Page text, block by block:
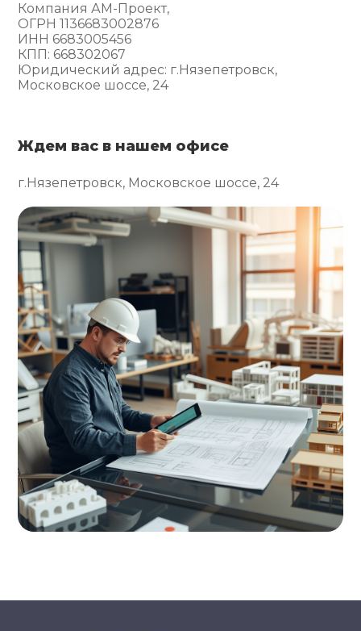
Компания АМ-Проект,
ОГРН 1136683002876
ИНН 6683005456
КПП: 668302067
Юридический адрес: г.Нязепетровск,
Московское шоссе, 24
Ждем вас в нашем офисе
г.Нязепетровск, Московское шоссе, 24